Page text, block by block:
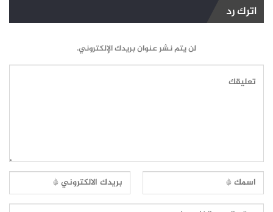
اترك رد
لن يتم نشر عنوان بريدك الإلكتروني.